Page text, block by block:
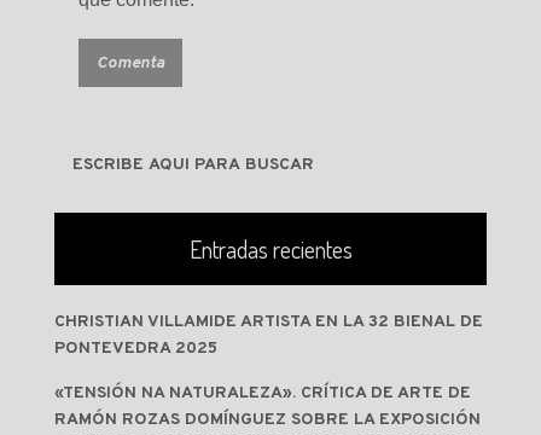
Entradas recientes
CHRISTIAN VILLAMIDE ARTISTA EN LA 32 BIENAL DE
PONTEVEDRA 2025
«TENSIÓN NA NATURALEZA». CRÍTICA DE ARTE DE
RAMÓN ROZAS DOMÍNGUEZ SOBRE LA EXPOSICIÓN